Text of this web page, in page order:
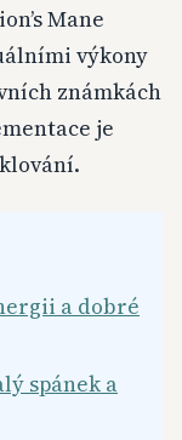
Mane
výkony
známkách
je
a dobré
spánek a